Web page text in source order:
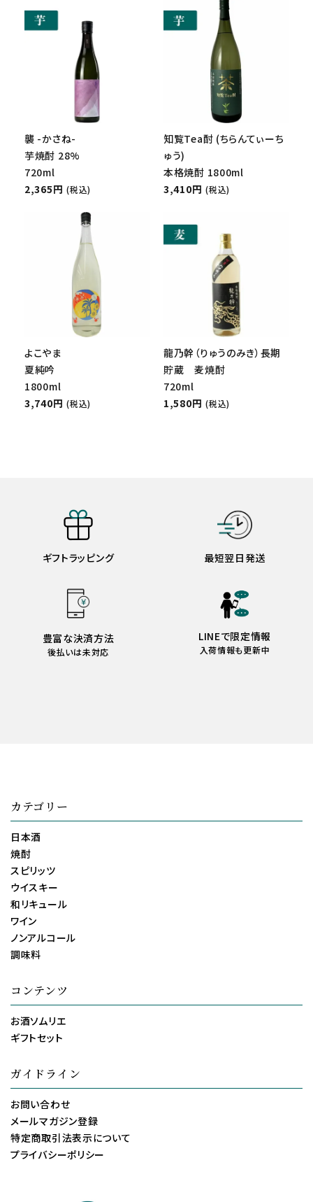
襲 -かさね-
芋焼酎 28%
720ml
2,365円 (税込)
知覧Tea酎 (ちらんてぃーち
ゅう)
本格焼酎 1800ml
3,410円 (税込)
よこやま
夏純吟
1800ml
3,740円 (税込)
龍乃幹（りゅうのみき）長期
貯蔵 麦焼酎
720ml
1,580円 (税込)
ギフトラッピング 最短翌日発送
豊富な決済方法
後払いは未対応
LINEで限定情報
入荷情報も更新中
カテゴリー
日本酒
焼酎
スピリッツ
ウイスキー
和リキュール
ワイン
ノンアルコール
調味料
コンテンツ
お酒ソムリエ
ギフトセット
ガイドライン
お問い合わせ
メールマガジン登録
特定商取引法表示について
プライバシーポリシー